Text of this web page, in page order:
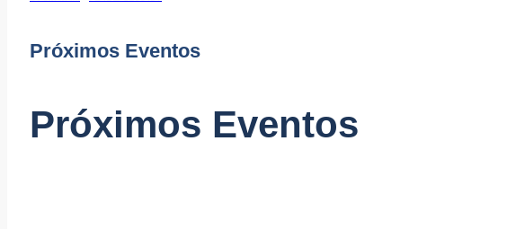
Próximos Eventos
Próximos Eventos